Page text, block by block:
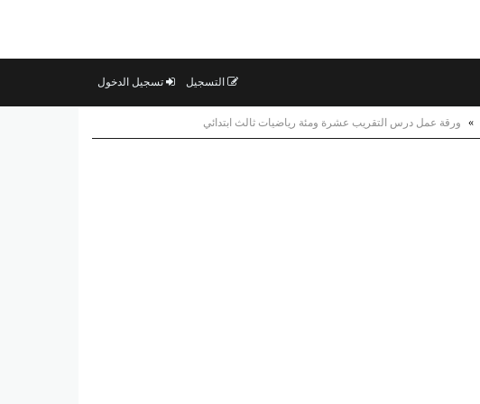
التسجيل تسجيل الدخول
» ورقة عمل درس التقريب عشرة ومئة رياضيات ثالث ابتدائي